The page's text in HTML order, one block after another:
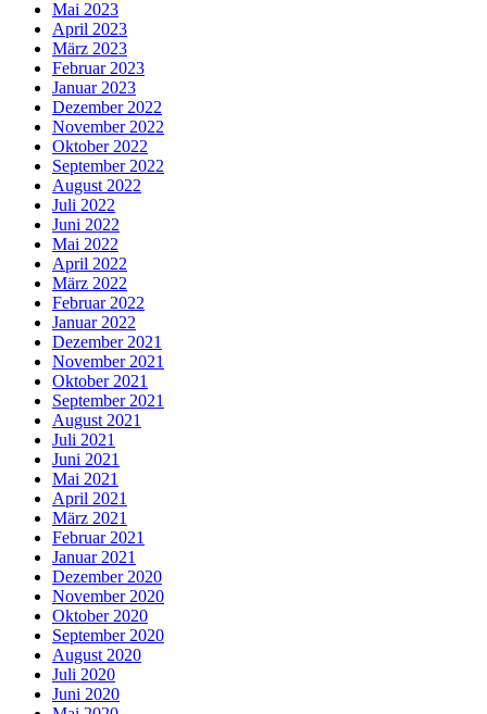
Mai 2023
April 2023
März 2023
Februar 2023
Januar 2023
Dezember 2022
November 2022
Oktober 2022
September 2022
August 2022
Juli 2022
Juni 2022
Mai 2022
April 2022
März 2022
Februar 2022
Januar 2022
Dezember 2021
November 2021
Oktober 2021
September 2021
August 2021
Juli 2021
Juni 2021
Mai 2021
April 2021
März 2021
Februar 2021
Januar 2021
Dezember 2020
November 2020
Oktober 2020
September 2020
August 2020
Juli 2020
Juni 2020